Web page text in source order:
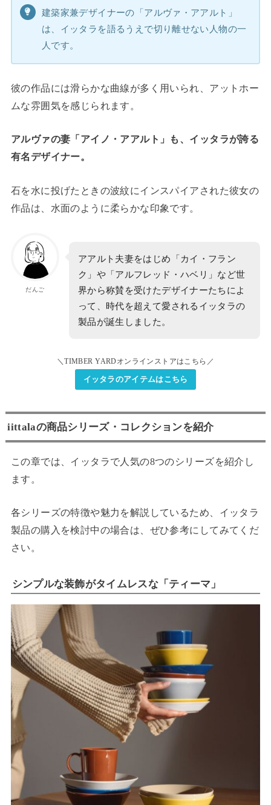
建築家兼デザイナーの「アルヴァ・アアルト」
は、イッタラを語るうえで切り離せない人物の一
人です。
彼の作品には滑らかな曲線が多く用いられ、アットホー
ムな雰囲気を感じられます。
アルヴァの妻「アイノ・アアルト」も、イッタラが誇る
有名デザイナー。
石を水に投げたときの波紋にインスパイアされた彼女の
作品は、水面のように柔らかな印象です。
だんご
アアルト夫妻をはじめ「カイ・フラン
ク」や「アルフレッド・ハベリ」など世
界から称賛を受けたデザイナーたちによ
って、時代を超えて愛されるイッタラの
製品が誕生しました。
＼TIMBER YARDオンラインストアはこちら／
イッタラのアイテムはこちら
iittalaの商品シリーズ・コレクションを紹介
この章では、イッタラで人気の8つのシリーズを紹介し
ます。
各シリーズの特徴や魅力を解説しているため、イッタラ
製品の購入を検討中の場合は、ぜひ参考にしてみてくだ
さい。
シンプルな装飾がタイムレスな「ティーマ」